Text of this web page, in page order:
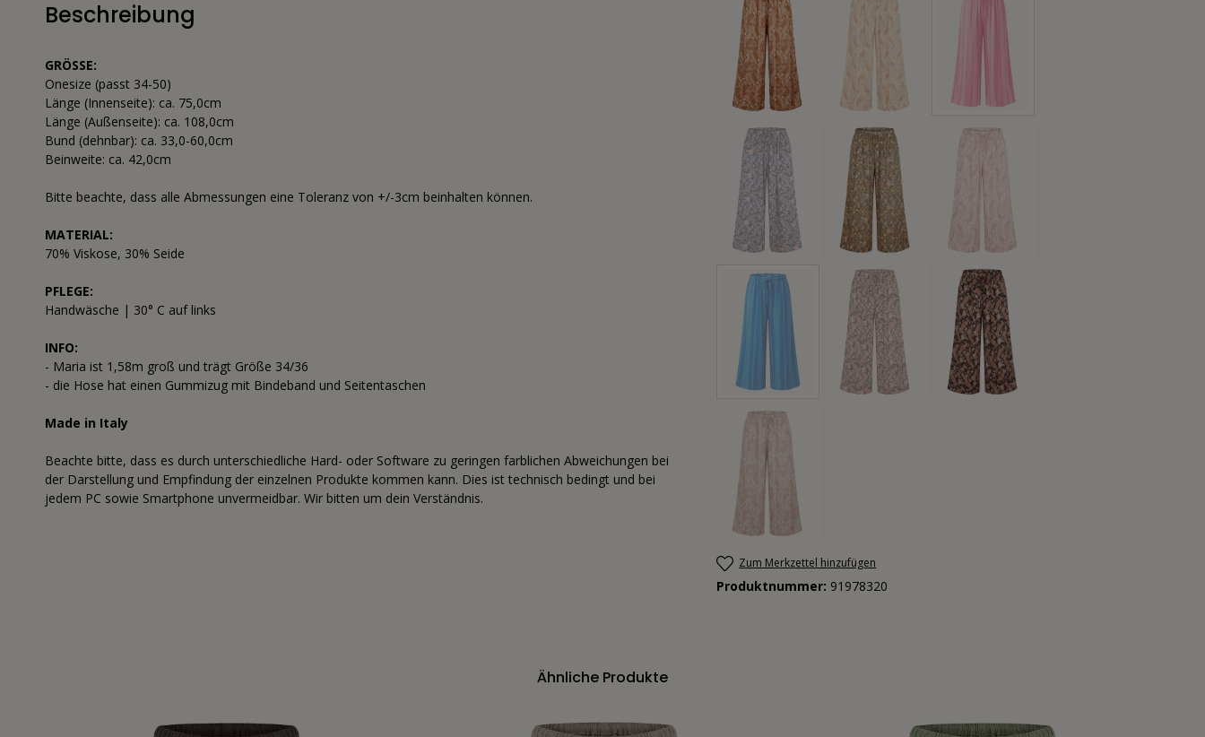
Zum Merkzettel hinzufügen
Produktnummer: 91978320
Beschreibung
GRÖSSE:
Onesize (passt 34-50)
Länge (Innenseite): ca. 75,0cm
Länge (Außenseite): ca. 108,0cm
Bund (dehnbar): ca. 33,0-60,0cm
Beinweite: ca. 42,0cm
Bitte beachte, dass alle Abmessungen eine Toleranz von +/-3cm beinhalten können.
MATERIAL:
70% Viskose, 30% Seide
PFLEGE:
Handwäsche | 30° C auf links
INFO:
- Maria ist 1,58m groß und trägt Größe 34/36
- die Hose hat einen Gummizug mit Bindeband und Seitentaschen
Made in Italy
Beachte bitte, dass es durch unterschiedliche Hard- oder Software zu geringen farblichen Abweichungen bei
der Darstellung und Empfindung der einzelnen Produkte kommen kann. Dies ist technisch bedingt und bei
jedem PC sowie Smartphone unvermeidbar. Wir bitten um dein Verständnis.
Ähnliche Produkte